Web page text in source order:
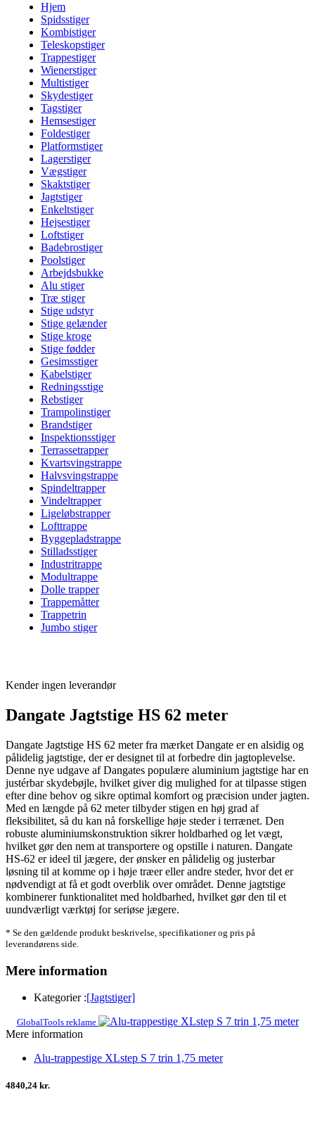
Hjem
Spidsstiger
Kombistiger
Teleskopstiger
Trappestiger
Wienerstiger
Multistiger
Skydestiger
Tagstiger
Hemsestiger
Foldestiger
Platformstiger
Lagerstiger
Vægstiger
Skaktstiger
Jagtstiger
Enkeltstiger
Hejsestiger
Loftstiger
Badebrostiger
Poolstiger
Arbejdsbukke
Alu stiger
Træ stiger
Stige udstyr
Stige gelænder
Stige kroge
Stige fødder
Gesimsstiger
Kabelstiger
Redningsstige
Rebstiger
Trampolinstiger
Brandstiger
Inspektionsstiger
Terrassetrapper
Kvartsvingstrappe
Halvsvingstrappe
Spindeltrapper
Vindeltrapper
Ligeløbstrapper
Lofttrappe
Byggepladstrappe
Stilladsstiger
Industritrappe
Modultrappe
Dolle trapper
Trappemåtter
Trappetrin
Jumbo stiger
Kender ingen leverandør
Dangate Jagtstige HS 62 meter
Dangate Jagtstige HS 62 meter fra mærket Dangate er en alsidig og
pålidelig jagtstige, der er designet til at forbedre din jagtoplevelse.
Denne nye udgave af Dangates populære aluminium jagtstige har en
justérbar skydebøjle, hvilket giver dig mulighed for at tilpasse stigen
efter dine behov og sikre optimal komfort og præcision under jagten.
Med en længde på 62 meter tilbyder stigen en høj grad af
fleksibilitet, så du kan nå forskellige høje steder i terrænet. Den
robuste aluminiumskonstruktion sikrer holdbarhed og let vægt,
hvilket gør den nem at transportere og opstille i naturen. Dangate
HS-62 er ideel til jægere, der ønsker en pålidelig og justerbar
løsning til at komme op i høje træer eller andre steder, hvor det er
nødvendigt at få et godt overblik over området. Denne jagtstige
kombinerer funktionalitet med holdbarhed, hvilket gør den til et
uundværligt værktøj for seriøse jægere.
* Se den gældende produkt beskrivelse, specifikationer og pris på
leverandørens side.
Mere information
Kategorier :[Jagtstiger]
GlobalTools reklame
Mere information
Alu-trappestige XLstep S 7 trin 1,75 meter
4840,24 kr.